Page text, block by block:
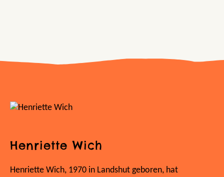
Henriette Wich
Henriette Wich, 1970 in Landshut geboren, hat